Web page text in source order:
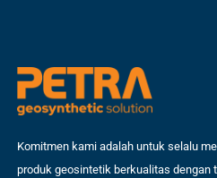
Komitmen kami adalah untuk selalu
produk geosintetik berkualitas dengan